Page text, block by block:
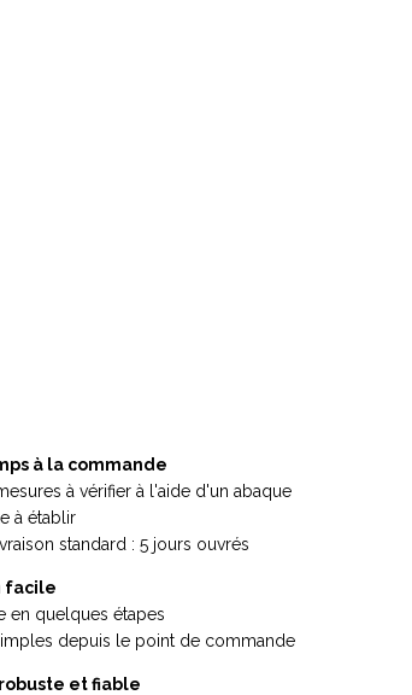
à la commande
à vérifier à l'aide d'un abaque
à établir
standard : 5 jours ouvrés
facile
en quelques étapes
depuis le point de commande
et fiable